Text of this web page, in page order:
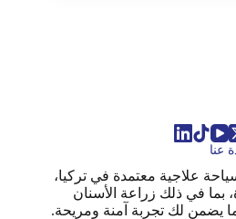
عنا
علاجية معتمدة في تركيا،
بما في ذلك زراعة الأسنان
يضمن لك تجربة آمنة ومريحة.